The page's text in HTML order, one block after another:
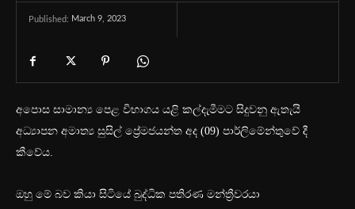
Published: March 9, 2023
අපොස සාමාන්‍ය පෙළ විභාගය යළි කල්දැමීමට සිදුවනු ඇතැයි
අධ්‍යාපන අමාත්‍ය සුසිල් ප්‍රේමජයන්ත අද (09) පාර්ලිමේන්තුවේ දී
කීවේය.
ඔහු මේ බව කියා සිටියේ බුද්ධික පතිරණ මන්ත්‍රීවරයා